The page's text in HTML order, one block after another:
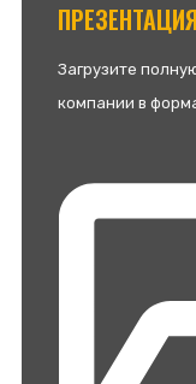
Загрузите
компании в